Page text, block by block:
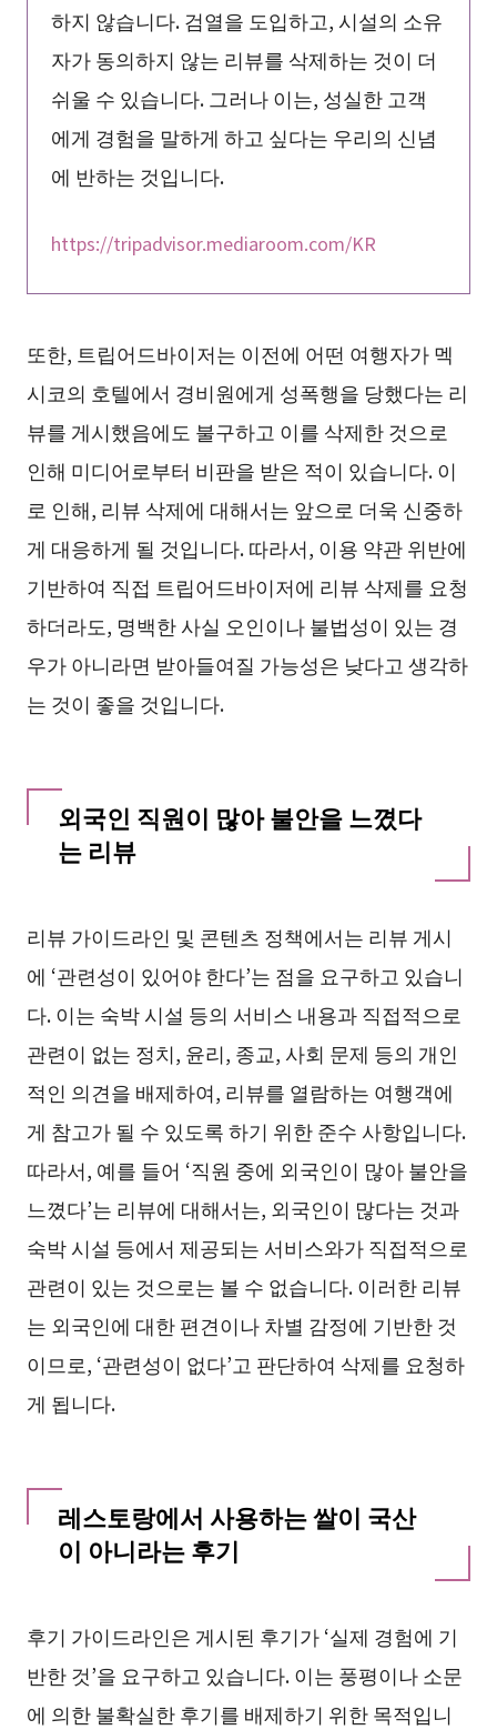
하지 않습니다. 검열을 도입하고, 시설의 소유
자가 동의하지 않는 리뷰를 삭제하는 것이 더
쉬울 수 있습니다. 그러나 이는, 성실한 고객
에게 경험을 말하게 하고 싶다는 우리의 신념
에 반하는 것입니다.
https://tripadvisor.mediaroom.com/KR
또한, 트립어드바이저는 이전에 어떤 여행자가 멕
시코의 호텔에서 경비원에게 성폭행을 당했다는 리
뷰를 게시했음에도 불구하고 이를 삭제한 것으로
인해 미디어로부터 비판을 받은 적이 있습니다. 이
로 인해, 리뷰 삭제에 대해서는 앞으로 더욱 신중하
게 대응하게 될 것입니다. 따라서, 이용 약관 위반에
기반하여 직접 트립어드바이저에 리뷰 삭제를 요청
하더라도, 명백한 사실 오인이나 불법성이 있는 경
우가 아니라면 받아들여질 가능성은 낮다고 생각하
는 것이 좋을 것입니다.
외국인 직원이 많아 불안을 느꼈다
는 리뷰
리뷰 가이드라인 및 콘텐츠 정책에서는 리뷰 게시
에 ‘관련성이 있어야 한다’는 점을 요구하고 있습니
다. 이는 숙박 시설 등의 서비스 내용과 직접적으로
관련이 없는 정치, 윤리, 종교, 사회 문제 등의 개인
적인 의견을 배제하여, 리뷰를 열람하는 여행객에
게 참고가 될 수 있도록 하기 위한 준수 사항입니다.
따라서, 예를 들어 ‘직원 중에 외국인이 많아 불안을
느꼈다’는 리뷰에 대해서는, 외국인이 많다는 것과
숙박 시설 등에서 제공되는 서비스와가 직접적으로
관련이 있는 것으로는 볼 수 없습니다. 이러한 리뷰
는 외국인에 대한 편견이나 차별 감정에 기반한 것
이므로, ‘관련성이 없다’고 판단하여 삭제를 요청하
게 됩니다.
레스토랑에서 사용하는 쌀이 국산
이 아니라는 후기
후기 가이드라인은 게시된 후기가 ‘실제 경험에 기
반한 것’을 요구하고 있습니다. 이는 풍평이나 소문
에 의한 불확실한 후기를 배제하기 위한 목적입니